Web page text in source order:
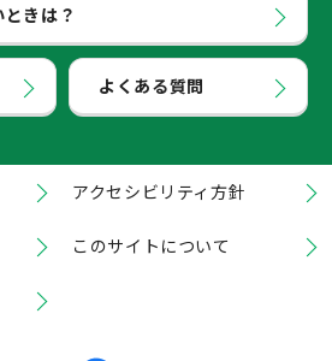
きは？
よくある質問
アクセシビリティ方針
このサイトについて